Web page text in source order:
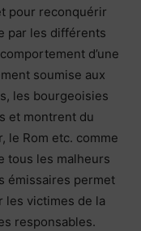
pour reconquérir
par les différents
d’une
soumise aux
les bourgeoisies
et montrent du
le Rom etc. comme
tous les malheurs
émissaires permet
les victimes de la
responsables.